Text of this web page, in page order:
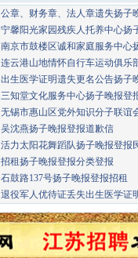
公章、财务章、法人章遗失扬子
宁馨阳光家园残疾人托养中心扬
南京市鼓楼区诚和家庭服务中心
连云港山地情怀自行车运动俱乐
出生医学证明遗失更名公告扬子
三知堂文化服务中心扬子晚报登
无锡市惠山区党外知识分子联谊
吴沈燕扬子晚报登报道歉信
活力太阳花舞蹈队扬子晚报登报
招租扬子晚报登报分类登报
石鼓路137号扬子晚报登报招租
退役军人优待证丢失出生医学证